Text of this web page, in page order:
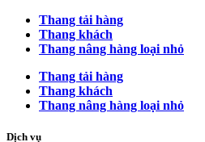
Thang tải hàng
Thang khách
Thang nâng hàng loại nhỏ
Thang tải hàng
Thang khách
Thang nâng hàng loại nhỏ
Dịch vụ